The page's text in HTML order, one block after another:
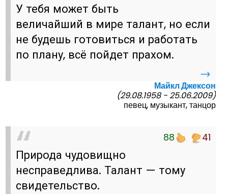
У тебя может быть
величайший в мире талант, но если
не будешь готовиться и работать
по плану, всё пойдет прахом.
→
Майкл Джексон
(29.08.1958 - 25.06.2009)
певец, музыкант, танцор
88 41
Природа чудовищно
несправедлива. Талант — тому
свидетельство.